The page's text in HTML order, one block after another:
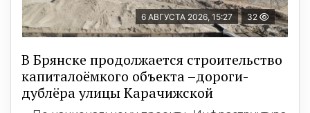
6 АВГУСТА 2026, 15:27 32
В Брянске продолжается строительство
капиталоёмкого объекта –дороги-
дублёра улицы Карачижской